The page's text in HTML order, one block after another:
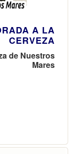
A LA
CERVEZA
de Nuestros
Mares